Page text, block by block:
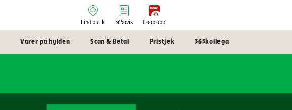
Find butik 365avis Coop app
Varer på hylden Scan & Betal Pristjek 365kollega